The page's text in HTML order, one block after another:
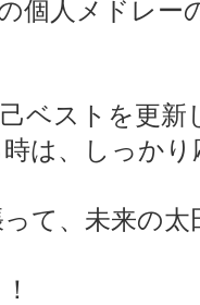
個人メドレー
ベストを更
は、しっか
て、未来の